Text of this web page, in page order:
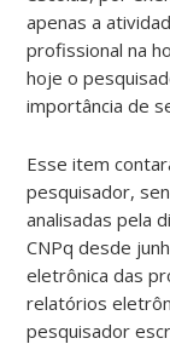
apenas a
profissional na
hoje o
importância de
Esse item
pesquisador,
analisadas pela
CNPq desde
eletrônica das
relatórios
pesquisador